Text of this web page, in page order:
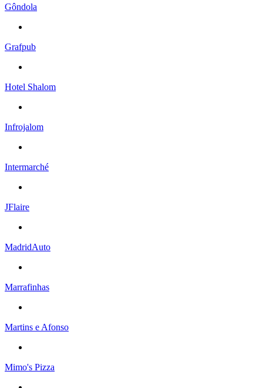
Gôndola
Grafpub
Hotel Shalom
Infrojalom
Intermarché
JFlaire
MadridAuto
Marrafinhas
Martins e Afonso
Mimo's Pizza